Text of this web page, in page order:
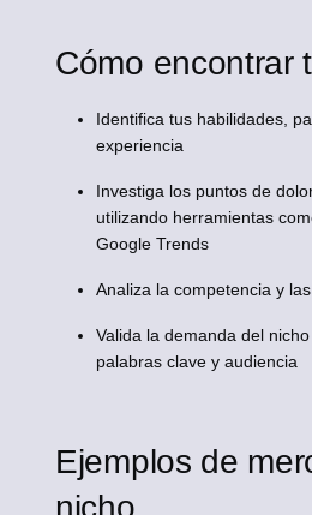
Cómo encontrar
Identifica tus habilidades,
experiencia
Investiga los puntos de
utilizando herramientas
Google Trends
Analiza la competencia y
Valida la demanda del
palabras clave y audiencia
Ejemplos de
nicho